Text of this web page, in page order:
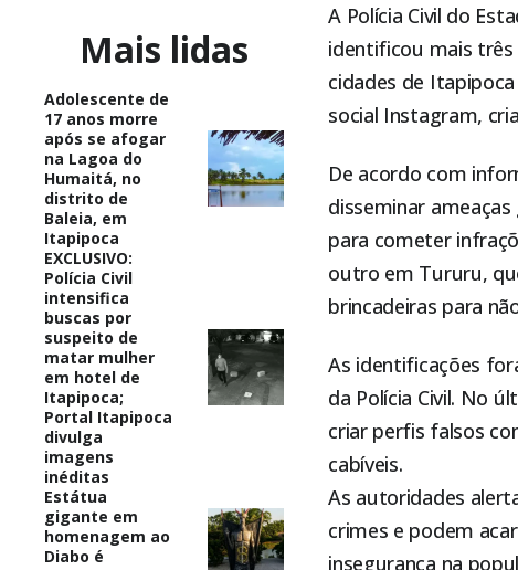
Mais lidas
Adolescente de
17 anos morre
após se afogar
na Lagoa do
Humaitá, no
distrito de
Baleia, em
Itapipoca
EXCLUSIVO:
Polícia Civil
intensifica
buscas por
suspeito de
matar mulher
em hotel de
Itapipoca;
Portal Itapipoca
divulga
imagens
inéditas
Estátua
gigante em
homenagem ao
Diabo é
A Polícia Civil do
identificou mais três
cidades de Itapipoca
social Instagram,
De acordo com
disseminar
para cometer
outro em Tururu,
brincadeiras para
As identificações
da Polícia Civil. No
criar perfis falsos
cabíveis.
As autoridades
crimes e podem
insegurança na